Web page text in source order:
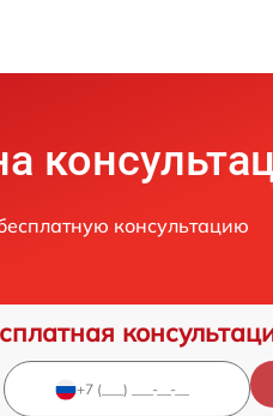
консультацию